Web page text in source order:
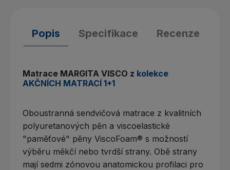
Popis Specifikace Recenze
Matrace MARGITA VISCO z kolekce
AKČNÍCH MATRACÍ 1+1
Oboustranná sendvičová matrace z kvalitních
polyuretanových pěn a viscoelastické
"paměťové" pěny ViscoFoam® s možností
výběru měkčí nebo tvrdší strany. Obě strany
mají sedmi zónovou anatomickou profilaci pro